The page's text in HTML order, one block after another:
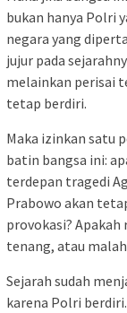
bukan hanya Polri
negara yang
jujur ​​pada
melainkan perisai
tetap berdiri.
Maka izinkan satu
batin bangsa ini:
terdepan tragedi
Prabowo akan
provokasi?
tenang, atau
Sejarah sudah
karena Polri